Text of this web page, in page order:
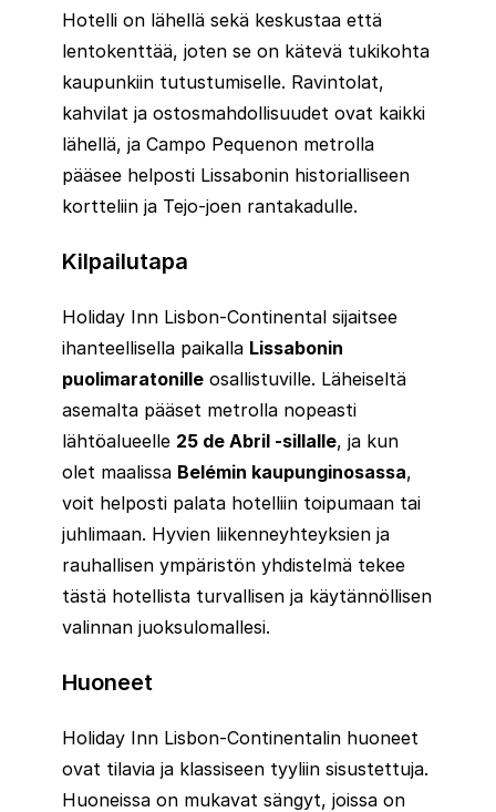
Hotelli on lähellä sekä keskustaa että
lentokenttää, joten se on kätevä tukikohta
kaupunkiin tutustumiselle. Ravintolat,
kahvilat ja ostosmahdollisuudet ovat kaikki
lähellä, ja Campo Pequenon metrolla
pääsee helposti Lissabonin historialliseen
kortteliin ja Tejo-joen rantakadulle.
Kilpailutapa
Holiday Inn Lisbon-Continental sijaitsee
ihanteellisella paikalla Lissabonin
puolimaratonille osallistuville. Läheiseltä
asemalta pääset metrolla nopeasti
lähtöalueelle 25 de Abril -sillalle, ja kun
olet maalissa Belémin kaupunginosassa,
voit helposti palata hotelliin toipumaan tai
juhlimaan. Hyvien liikenneyhteyksien ja
rauhallisen ympäristön yhdistelmä tekee
tästä hotellista turvallisen ja käytännöllisen
valinnan juoksulomallesi.
Huoneet
Holiday Inn Lisbon-Continentalin huoneet
ovat tilavia ja klassiseen tyyliin sisustettuja.
Huoneissa on mukavat sängyt, joissa on